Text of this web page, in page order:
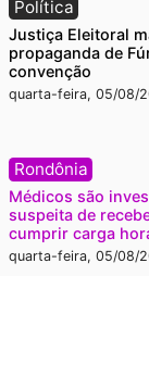
Confronto
termina
grande
quarta-feira,
Justiça